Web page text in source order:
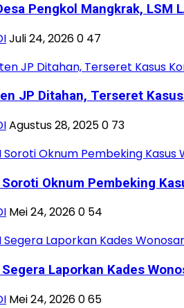
Pengkol Mangkrak, LSM
Juli 24, 20260 47
JP Ditahan, Terseret
Agustus 28, 20250 73
Soroti Oknum Pembeking
Mei 24, 20260 54
Segera Laporkan Kades
Mei 24, 2026065